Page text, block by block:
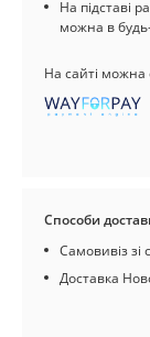
На підставі
можна в
На сайті
Способи
Самовивіз зі
Доставка